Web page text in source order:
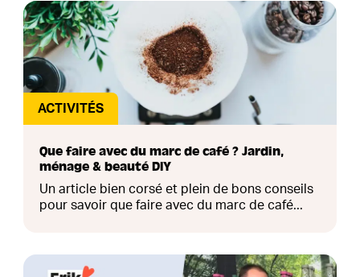
ACTIVITÉS
Que faire avec du marc de café ? Jardin,
ménage & beauté DIY
Un article bien corsé et plein de bons conseils
pour savoir que faire avec du marc de café...